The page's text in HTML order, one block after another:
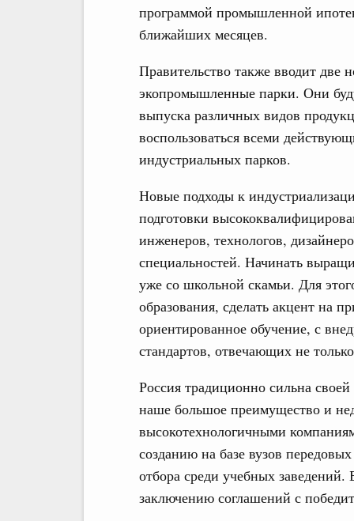
программой промышленной
ближайших месяцев.
Правительство также вводит две
экопромышленные парки. Они
выпуска различных видов
воспользоваться всеми
индустриальных парков.
Новые подходы к
подготовки
инженеров, технологов,
специальностей. Начинать
уже со школьной скамьи. Для
образования, сделать акцент на
ориентированное обучение, с
стандартов, отвечающих не
Россия традиционно сильна
наше большое преимущество и
высокотехнологичными
созданию на базе вузов
отбора среди учебных заведений.
заключению соглашений с